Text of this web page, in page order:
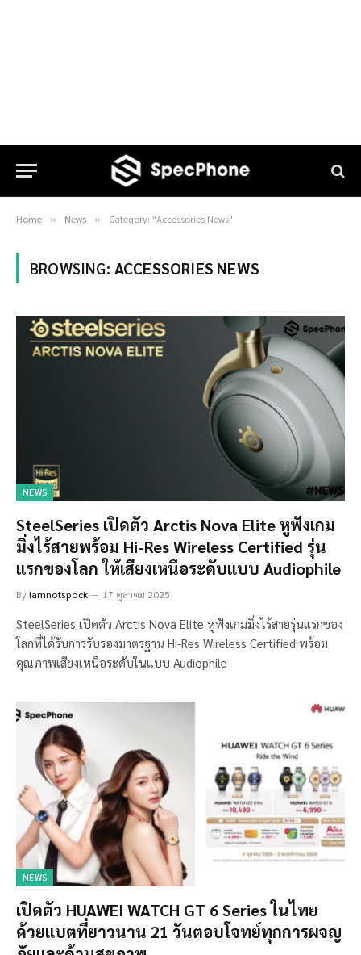
Home » News » Category: "Accessories News"
BROWSING: ACCESSORIES NEWS
NEWS
SteelSeries เปิดตัว Arctis Nova Elite หูฟังเกม
มิ่งไร้สายพร้อม Hi-Res Wireless Certified รุ่น
แรกของโลก ให้เสียงเหนือระดับแบบ Audiophile
ByIamnotspock 17 ตุลาคม 2025
SteelSeries เปิดตัว Arctis Nova Elite หูฟังเกมมิ่งไร้สายรุ่นแรกของ
โลกที่ได้รับการรับรองมาตรฐาน Hi-Res Wireless Certified พร้อม
คุณภาพเสียงเหนือระดับในแบบ Audiophile
NEWS
เปิดตัว HUAWEI WATCH GT 6 Series ในไทย
ด้วยแบตที่ยาวนาน 21 วันตอบโจทย์ทุกการผจญ